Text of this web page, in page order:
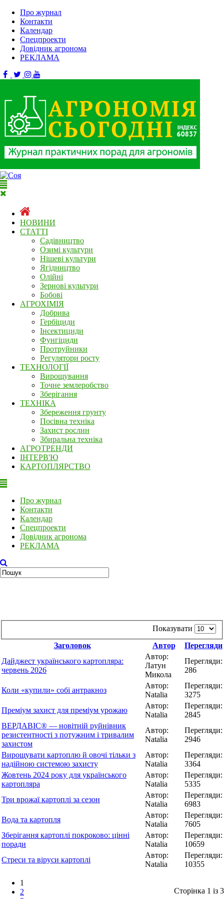
Про журнал
Контакти
Календар
Спецпроекти
Довідник агронома
РЕКЛАМА
НОВИНИ
СТАТТІ
Садівництво
Озимі культури
Нішеві культури
Ягідництво
Олійні
Зернові культури
Бобові
АГРОХІМІЯ
Добрива
Гербіциди
Інсектициди
Фунгіциди
Протруйники
Регулятори росту
ТЕХНОЛОГІЇ
Вирощування
Точне землеробство
Зберігання
ТЕХНІКА
Збереження грунту
Посівна техніка
Захист рослин
Збиральна техніка
АГРОТРЕНДИ
ІНТЕРВ'Ю
КАРТОПЛЯРСТВО
Про журнал
Контакти
Календар
Спецпроекти
Довідник агронома
РЕКЛАМА
Показувати
Заголовок
Автор
Перегляди
Дайджест українського картопляра:
червень 2026
Автор:
Латун
Микола
Перегляди:
286
Коли «купили» собі антракноз
Автор:
Natalia
Перегляди:
3275
Преміум захист для преміум урожаю
Автор:
Natalia
Перегляди:
2845
ВЕРДАВІС® — новітній руйнівник
резистентності з потужним і тривалим
захистом
Автор:
Natalia
Перегляди:
2946
Вирощувати картоплю й овочі тільки з
надійною системою захисту
Автор:
Natalia
Перегляди:
3364
Жовтень 2024 року для українського
картопляра
Автор:
Natalia
Перегляди:
5335
Три врожаї картоплі за сезон
Автор:
Natalia
Перегляди:
6983
Вода та картопля
Автор:
Natalia
Перегляди:
7605
Зберігання картоплі покроково: цінні
поради
Автор:
Natalia
Перегляди:
10659
Стреси та віруси картоплі
Автор:
Natalia
Перегляди:
10355
Сторінка 1 із 3
1
2